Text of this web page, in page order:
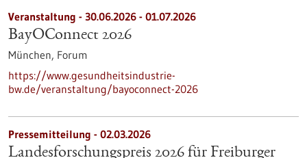
Veranstaltung - 30.06.2026 - 01.07.2026
BayOConnect 2026
München, Forum
https://www.gesundheitsindustrie-
bw.de/veranstaltung/bayoconnect-2026
Pressemitteilung - 02.03.2026
Landesforschungspreis 2026 für Freiburger